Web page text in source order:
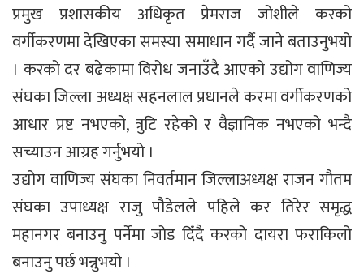
प्रमुख प्रशासकीय अधिकृत प्रेमराज जोशीले करको
वर्गीकरणमा देखिएका समस्या समाधान गर्दै जाने बताउनुभयो
। करको दर बढेकामा विरोध जनाउँदै आएको उद्योग वाणिज्य
संघका जिल्ला अध्यक्ष सहनलाल प्रधानले करमा वर्गीकरणको
आधार प्रष्ट नभएको, त्रुटि रहेको र वैज्ञानिक नभएको भन्दै
सच्याउन आग्रह गर्नुभयो ।
उद्योग वाणिज्य संघका निवर्तमान जिल्लाअध्यक्ष राजन गौतम
संघका उपाध्यक्ष राजु पौडेलले पहिले कर तिरेर समृद्ध
महानगर बनाउनु पर्नेमा जोड दिँदै करको दायरा फराकिलो
बनाउनु पर्छ भन्नुभयोे ।